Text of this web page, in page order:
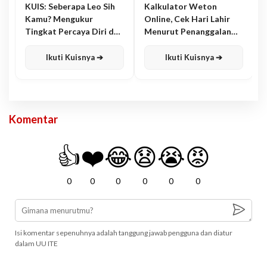
KUIS: Seberapa Leo Sih
Kamu? Mengukur
Tingkat Percaya Diri dan
Ikuti Kuisnya ➔
Kalkulator Weton
Online, Cek Hari Lahir
Menurut Penanggalan
Ikuti Kuisnya ➔
Komentar
👍
0
❤️
0
😂
0
😧
0
😭
0
😡
0
Isi komentar sepenuhnya adalah tanggung jawab pengguna dan diatur
dalam UU ITE